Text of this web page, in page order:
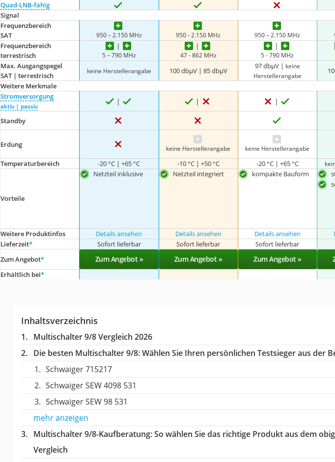
Quad-LNB-fähig
Signal
Frequenzbereich
SAT
950 – 2.150 MHz 950 - 2.150 MHz 950 – 2.150 MHz
Frequenzbereich
terrestrisch
5 – 790 MHz 47 - 862 MHz 5 - 790 MHz
Max. Ausgangspegel
SAT | terrestrisch
keine Herstellerangabe 100 dbμV | 85 dbμV
97 dbμV | keine
Herstellerangabe
Weitere Merkmale
Stromversorgung
aktiv | passiv
Standby
Erdung keine Herstellerangabe keine Herstellerangabe
Temperaturbereich -20 °C | +65 °C -10 °C | +50 °C -20 °C | +65 °C
Vorteile
Netzteil inklusive Netzteil integriert kompakte Bauform
Weitere Produktinfos
Details ansehen Details ansehen Details ansehen
Lieferzeit* Sofort lieferbar Sofort lieferbar Sofort lieferbar
Zum Angebot* Zum Angebot » Zum Angebot » Zum Angebot »
Erhältlich bei*
Inhaltsverzeichnis
Multischalter 9/8 Vergleich 2026
Die besten Multischalter 9/8:Wählen Sie Ihren persönlichen Testsieger aus der
Schwaiger 715217
Schwaiger SEW 4098 531
Schwaiger SEW 98 531
mehr anzeigen
Multischalter 9/8-Kaufberatung: So wählen Sie das richtige Produkt aus dem
Vergleich